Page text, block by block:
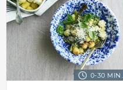
0-30 MIN.